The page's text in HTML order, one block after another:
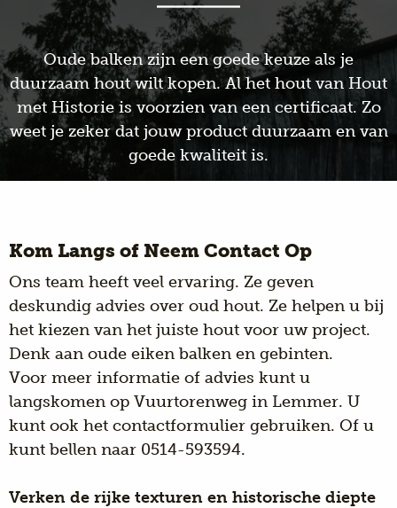
Oude balken zijn een goede keuze als je
duurzaam hout wilt kopen. Al het hout van Hout
met Historie is voorzien van een certificaat. Zo
weet je zeker dat jouw product duurzaam en van
goede kwaliteit is.
Kom Langs of Neem Contact Op
Ons team heeft veel ervaring. Ze geven
deskundig advies over oud hout. Ze helpen u bij
het kiezen van het juiste hout voor uw project.
Denk aan oude eiken balken en gebinten.
Voor meer informatie of advies kunt u
langskomen op Vuurtorenweg in Lemmer. U
kunt ook het contactformulier gebruiken. Of u
kunt bellen naar 0514-593594.
Verken de rijke texturen en historische diepte